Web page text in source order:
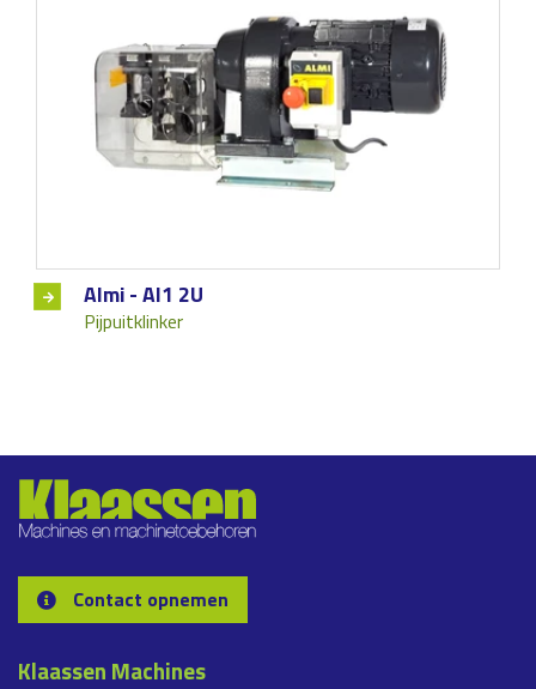
Almi - Al1 2U
Pijpuitklinker
Contact opnemen
Klaassen Machines